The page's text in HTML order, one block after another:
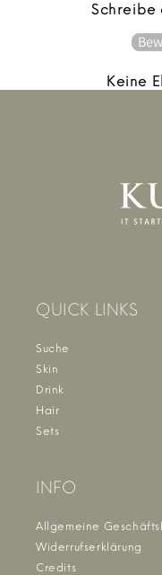
Schreibe
Keine
QUICK LINKS
Suche
Skin
Drink
Hair
Sets
INFO
Allgemeine
Widerrufserklärung
Credits